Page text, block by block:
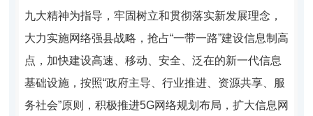
九大精神为指导，牢固树立和贯彻落实新发展理念，
大力实施网络强县战略，抢占“一带一路”建设信息制高
点，加快建设高速、移动、安全、泛在的新一代信息
基础设施，按照“政府主导、行业推进、资源共享、服
务社会”原则，积极推进5G网络规划布局，扩大信息网